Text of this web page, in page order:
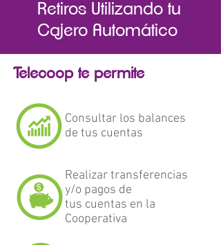
Retiros Utilizando tu
Cajero Automático
Telecoop te permite
Consultar los balances
de tus cuentas​​
Realizar transferencias
y/o pagos de
tus cuentas en la
Cooperativa​